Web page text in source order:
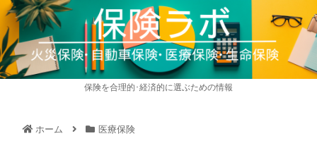
保険を合理的･経済的に選ぶための情報
ホーム 医療保険